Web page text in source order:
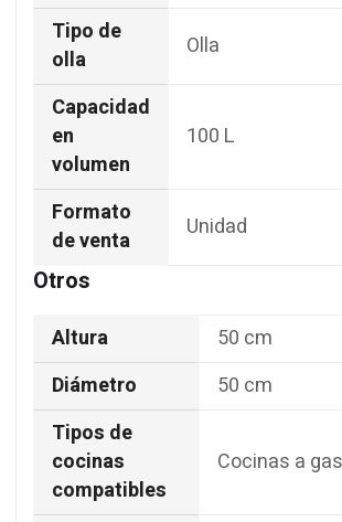
Tipo de
olla
Olla
Capacidad
en
volumen
100 L
Formato
de venta
Unidad
Otros
Altura
50 cm
Diámetro
50 cm
Tipos de
cocinas
compatibles
Cocinas a gas